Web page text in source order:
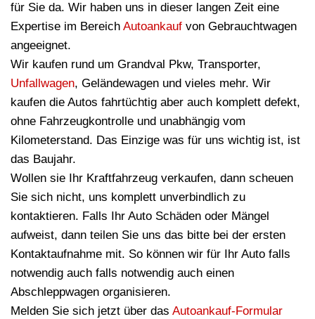
für Sie da. Wir haben uns in dieser langen Zeit eine
Expertise im Bereich Autoankauf von Gebrauchtwagen
angeeignet.
Wir kaufen rund um Grandval Pkw, Transporter,
Unfallwagen, Geländewagen und vieles mehr. Wir
kaufen die Autos fahrtüchtig aber auch komplett defekt,
ohne Fahrzeugkontrolle und unabhängig vom
Kilometerstand. Das Einzige was für uns wichtig ist, ist
das Baujahr.
Wollen sie Ihr Kraftfahrzeug verkaufen, dann scheuen
Sie sich nicht, uns komplett unverbindlich zu
kontaktieren. Falls Ihr Auto Schäden oder Mängel
aufweist, dann teilen Sie uns das bitte bei der ersten
Kontaktaufnahme mit. So können wir für Ihr Auto falls
notwendig auch falls notwendig auch einen
Abschleppwagen organisieren.
Melden Sie sich jetzt über das Autoankauf-Formular